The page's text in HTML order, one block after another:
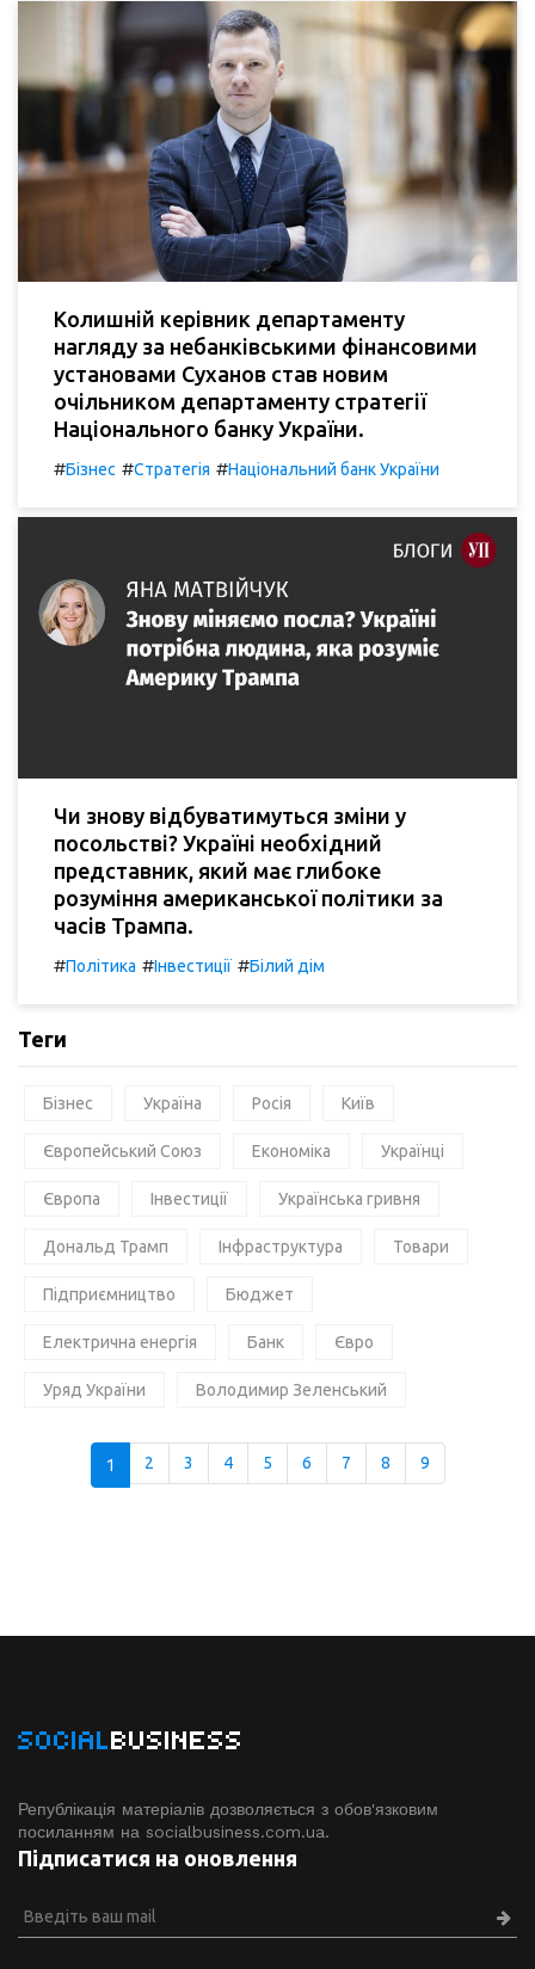
Колишній керівник департаменту
нагляду за небанківськими фінансовими
установами Суханов став новим
очільником департаменту стратегії
Національного банку України.
#Бізнес #Стратегія #Національний банк України
Чи знову відбуватимуться зміни у
посольстві? Україні необхідний
представник, який має глибоке
розуміння американської політики за
часів Трампа.
#Політика #Інвестиції #Білий дім
Теги
Бізнес Україна Росія Київ
Європейський Союз Економіка Українці
Європа Інвестиції Українська гривня
Дональд Трамп Інфраструктура Товари
Підприємництво Бюджет
Електрична енергія Банк Євро
Уряд України Володимир Зеленський
1 2 3 4 5 6 7 8 9
SOCIALBUSINESS
Републікація матеріалів дозволяється з обов'язковим
посиланням на socialbusiness.com.ua.
Підписатися на оновлення